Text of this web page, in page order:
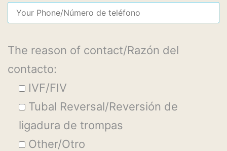
The reason of contact/Razón del
contacto:
IVF/FIV
Tubal Reversal/Reversión de
ligadura de trompas
Other/Otro